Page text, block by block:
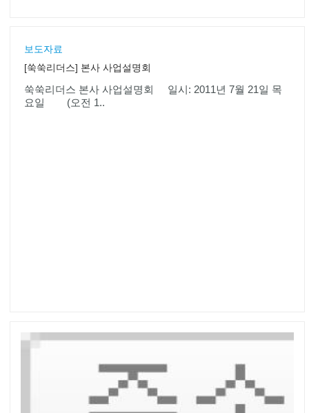
보도자료
[쑥쑥리더스] 본사 사업설명회
쑥쑥리더스 본사 사업설명회 일시: 2011년 7월 21일 목
요일 (오전 1..